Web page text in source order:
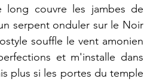
long couvre les jambes de
serpent onduler sur le Noir
souffle le vent amonien
et m'installe dans
plus si les portes du temple